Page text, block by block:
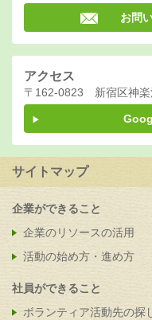
お問
アクセス
〒162-0823 新宿区神楽
サイトマップ
企業ができること
企業のリソースの活用
活動の始め方・進め方
社員ができること
ボランティア活動先の探